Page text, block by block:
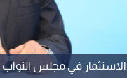
في مجلس